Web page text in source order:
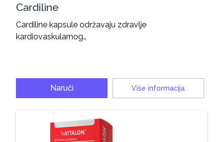
Cardiline
Cardiline kapsule održavaju zdravlje
kardiovaskularnog…
Naruči Više informacija